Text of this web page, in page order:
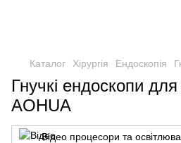
Каталог Хірургія Ендоскопія
Гнучкі ендоскопи для
AOHUA
Відео процесори та